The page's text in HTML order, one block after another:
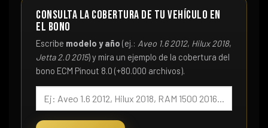
Consulta la cobertura de tu vehículo en
el bono
Escribe modelo y año (ej.: Aveo 1.6 2012, Hilux 2018,
Jetta 2.0 2015) y mira un ejemplo de la cobertura del
bono ECM Pinout 8.0 (+80.000 archivos).